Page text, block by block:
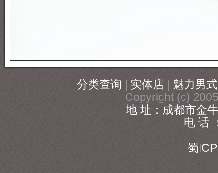
分类查询 | 实体店 | 魅力男式
Copyright (c)
地 址：成都市金
电 话
蜀